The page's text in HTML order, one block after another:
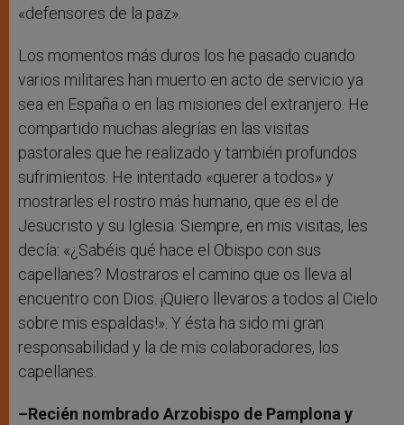
«defensores de la paz».
Los momentos más duros los he pasado cuando
varios militares han muerto en acto de servicio ya
sea en España o en las misiones del extranjero. He
compartido muchas alegrías en las visitas
pastorales que he realizado y también profundos
sufrimientos. He intentado «querer a todos» y
mostrarles el rostro más humano, que es el de
Jesucristo y su Iglesia. Siempre, en mis visitas, les
decía: «¿Sabéis qué hace el Obispo con sus
capellanes? Mostraros el camino que os lleva al
encuentro con Dios. ¡Quiero llevaros a todos al Cielo
sobre mis espaldas!». Y ésta ha sido mi gran
responsabilidad y la de mis colaboradores, los
capellanes.
–Recién nombrado Arzobispo de Pamplona y